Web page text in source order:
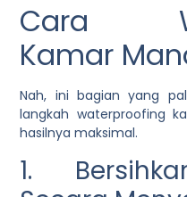
Cara
Kamar
Nah, ini bagian yang
langkah waterproofing
hasilnya maksimal.
1.